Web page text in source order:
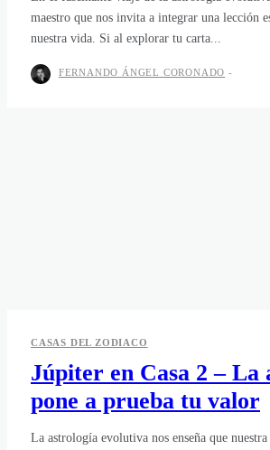
maestro que nos invita a integrar una lección
nuestra vida. Si al explorar tu carta...
FERNANDO ÁNGEL CORONADO -
CASAS DEL ZODIACO
Júpiter en Casa 2 – La
pone a prueba tu valor
La astrología evolutiva nos enseña que